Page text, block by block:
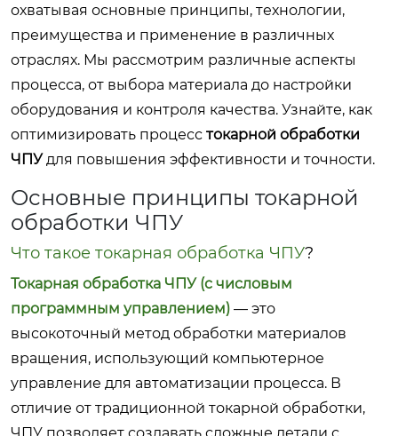
охватывая основные принципы, технологии,
преимущества и применение в различных
отраслях. Мы рассмотрим различные аспекты
процесса, от выбора материала до настройки
оборудования и контроля качества. Узнайте, как
оптимизировать процесс токарной обработки
ЧПУдля повышения эффективности и точности.
Основные принципы токарной
обработки ЧПУ
Что такое токарная обработка ЧПУ?
Токарная обработка ЧПУ (с числовым
программным управлением) — это
высокоточный метод обработки материалов
вращения, использующий компьютерное
управление для автоматизации процесса. В
отличие от традиционной токарной обработки,
ЧПУ позволяет создавать сложные детали с